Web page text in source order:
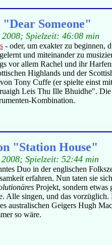
Someone"
Spielzeit: 46:08 min
- oder, um exakter zu beginnen,
und miteinander zu
vor allem Rachel und ihr
Highlands und der
Tony Cuffe (er spielte einst
Leis Thu Ille Bhuidhe".
Kombination.
"Station House"
Spielzeit: 52:44 min
Duo in der englischen
erfahren. Nun taten sie
Projekt, sondern
singen, und das vorzüglich.
australischen Geigers Hugh
so wäre.